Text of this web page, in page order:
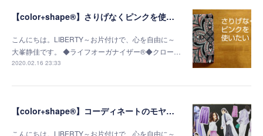
【color+shape®】さりげなくピンクを使いたい！40歳からの大人コーデ
こんにちは。LIBERTY～お片付けで、心を自由に～
大峯静佳です。 ◆ライフオーガナイザー®◆クロー…
2020.02.16 23:33
【color+shape®】コーディネートのモヤモヤが無くなりました！
こんにちは。LIBERTY～お片付けで、心を自由に～